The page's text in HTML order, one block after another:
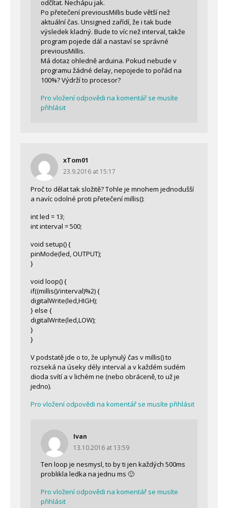
odčítat. Nechápu jak.
Po přetečení previousMillis bude větší než
aktuální čas. Unsigned zařídí, že i tak bude
výsledek kladný. Bude to víc než interval, takže
program pojede dál a nastaví se správné
previousMillis.
Má dotaz ohledně arduina. Pokud nebude v
programu žádné delay, nepojede to pořád na
100%? Výdrží to procesor?
Pro vložení odpovědi na komentář se musíte
přihlásit
xTom01
23.9.2016 at 15:17
Proč to dělat tak složitě? Tohle je mnohem jednodušší
a navíc odolné proti přetečení millis():
int led = 13;
int interval = 500;
void setup() {
pinMode(led, OUTPUT);
}
void loop() {
if((millis()/interval)%2) {
digitalWrite(led,HIGH);
} else {
digitalWrite(led,LOW);
}
}
V podstatě jde o to, že uplynulý čas v millis() to
rozseká na úseky dély interval a v každém sudém
dioda svítí a v lichém ne (nebo obráceně, to už je
jedno).
Pro vložení odpovědi na komentář se musíte přihlásit
Ivan
13.10.2016 at 13:59
Ten loop je nesmysl, to by ti jen každých 500ms
problikla ledka na jednu ms 🙂
Pro vložení odpovědi na komentář se musíte
přihlásit